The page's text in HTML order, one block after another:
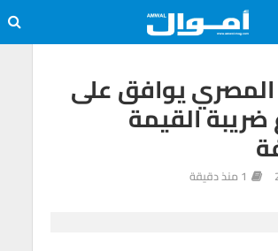
المصري يوافق على
القيمة
1 منذ دقيقة